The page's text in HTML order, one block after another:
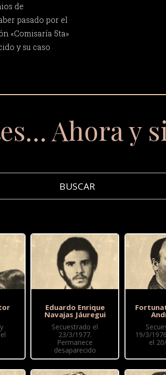
de
pasado por el
«Comisaría 5ta»
y su caso
Ahora y
Eduardo Enrique
Navajas Jáuregui
Secuestrado el
23/3/1977.
Permanece
desaparecido
19/3/
el